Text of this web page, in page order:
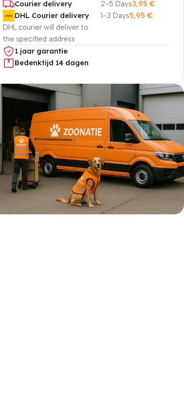
Courier delivery
2-5 Days3,95€
DHL Courier delivery
DHL courier will deliver to
the specified address
1-3 Days5,95€
1 jaar garantie
Bedenktijd 14 dagen